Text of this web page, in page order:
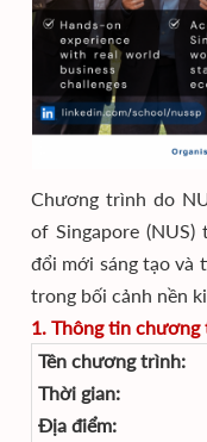
Chương trình do
of Singapore
đổi mới sáng tạo và
trong bối cảnh nền
1. Thông tin chương
Tên chương trình:
Thời gian:
Địa điểm: